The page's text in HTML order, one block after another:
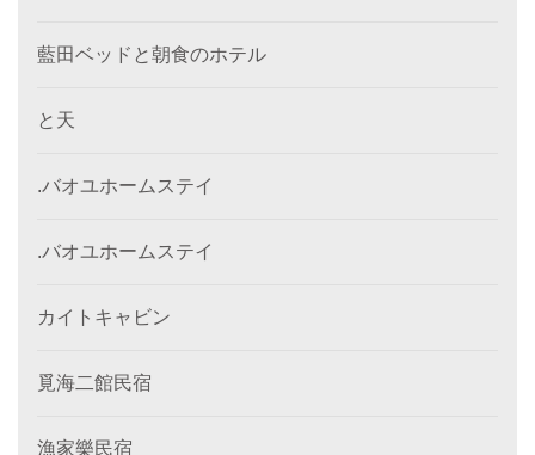
藍田ベッドと朝食のホテル
と天
.バオユホームステイ
.バオユホームステイ
カイトキャビン
覓海二館民宿
漁家樂民宿